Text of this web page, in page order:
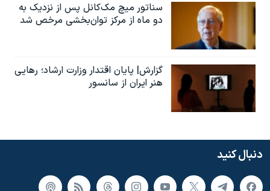
سناتور میچ مک‌کانل پس از نزدیک به
دو ماه از مرکز توان‌بخشی مرخص شد
گزارش| پایان اقتدار وزارت ارشاد؛ رهایی
هنر ایران از سانسور
دنبال کنید